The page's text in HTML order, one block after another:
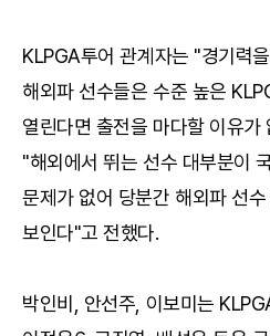
KLPGA투어 관계자는 "경기력
해외파 선수들은 수준 높은
열린다면 출전을 마다할 이유가
"해외에서 뛰는 선수 대부분이
문제가 없어 당분간 해외파 선
보인다"고 전했다.
박인비, 안선주, 이보미는